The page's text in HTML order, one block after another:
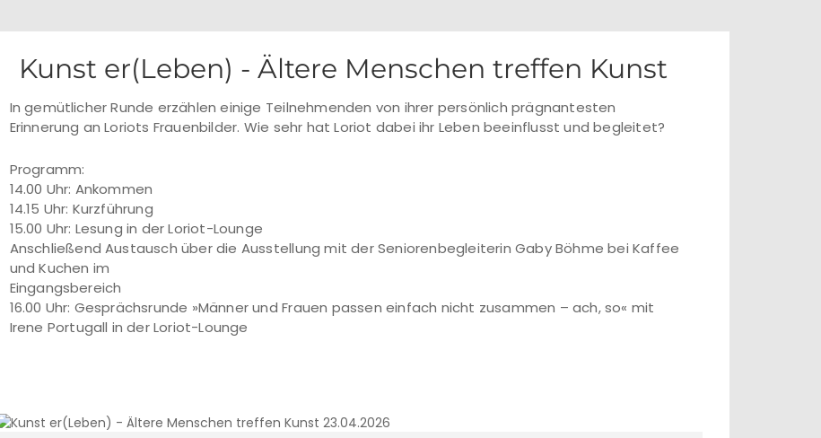
Kunst er(Leben) - Ältere Menschen treffen Kunst
In gemütlicher Runde erzählen einige Teilnehmenden von ihrer persönlich prägnantesten
Erinnerung an Loriots Frauenbilder. Wie sehr hat Loriot dabei ihr Leben beeinflusst und begleitet?
Programm:
14.00 Uhr: Ankommen
14.15 Uhr: Kurzführung
15.00 Uhr: Lesung in der Loriot-Lounge
Anschließend Austausch über die Ausstellung mit der Seniorenbegleiterin Gaby Böhme bei Kaffee
und Kuchen im
Eingangsbereich
16.00 Uhr: Gesprächsrunde »Männer und Frauen passen einfach nicht zusammen – ach, so« mit
Irene Portugall in der Loriot-Lounge